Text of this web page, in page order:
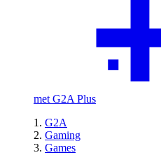
met G2A Plus
G2A
Gaming
Games